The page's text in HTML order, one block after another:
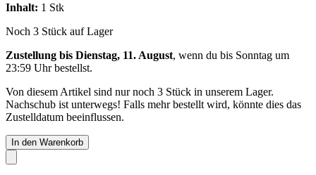
Inhalt: 1 Stk
Noch 3 Stück auf Lager
Zustellung bis Dienstag, 11. August, wenn du bis Sonntag um
23:59 Uhrbestellst.
Von diesem Artikel sind nur noch 3 Stück in unserem Lager.
Nachschub ist unterwegs! Falls mehr bestellt wird, könnte dies das
Zustelldatum beeinflussen.
In den Warenkorb